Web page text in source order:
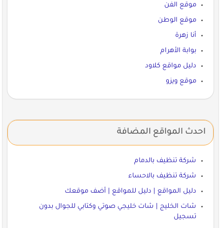
موقع الفن
موقع الوطن
أنا زهرة
بوابة الأهرام
دليل مواقع كلاود
موقع ويزو
احدث المواقع المضافة
شركة تنظيف بالدمام
شركة تنظيف بالاحساء
دليل المواقع | دليل للمواقع | أضف موقعك
شات الخليج | شات خليجي صوتي وكتابي للجوال بدون
تسجيل